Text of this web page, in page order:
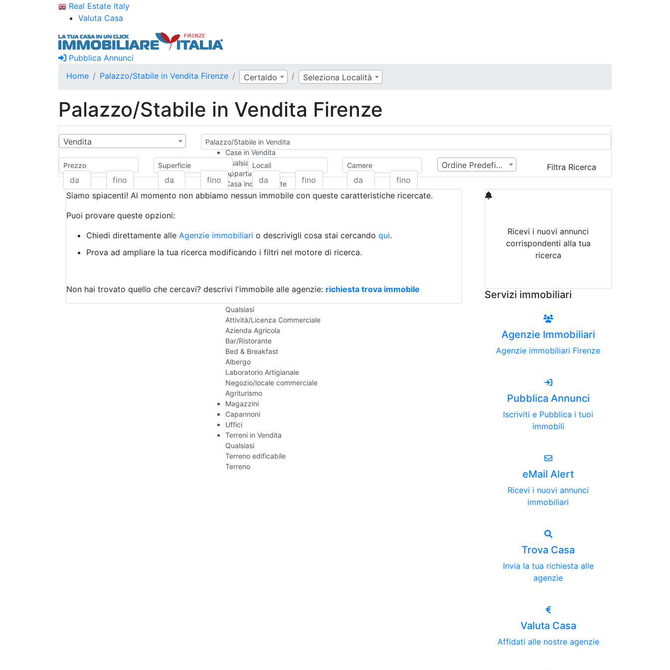
Real Estate Italy
Valuta Casa
Pubblica Annunci
Home
Palazzo/Stabile in Vendita Firenze Certaldo Seleziona Località
Palazzo/Stabile in Vendita Firenze
Vendita
Palazzo/Stabile in Vendita
Case in Vendita
Qualsiasi
Appartamento
Casa indipendente
Casa Semi-indipendente
Rustico/Casale
Camera d'Albergo
Box/Garage
Qualsiasi
Attività/Licenza Commerciale
Azienda Agricola
Bar/Ristorante
Bed & Breakfast
Albergo
Laboratorio Artigianale
Negozio/locale commerciale
Agriturismo
Magazzini
Capannoni
Uffici
Terreni in Vendita
Qualsiasi
Terreno edificabile
Terreno
Prezzo Superficie Locali Camere Ordine Predefinito Filtra Ricerca
Siamo spiacenti! Al momento non abbiamo nessun immobile con queste caratteristiche ricercate.
Puoi provare queste opzioni:
Chiedi direttamente alle Agenzie immobiliari o descrivigli cosa stai cercando qui.
Prova ad ampliare la tua ricerca modificando i filtri nel motore di ricerca.
Non hai trovato quello che cercavi? descrivi l'immobile alle agenzie: richiesta trova immobile
Ricevi i nuovi annunci
corrispondenti alla tua
ricerca
Servizi immobiliari
Agenzie Immobiliari
Agenzie immobiliari Firenze
Pubblica Annunci
Iscriviti e Pubblica i tuoi
immobili
eMail Alert
Ricevi i nuovi annunci
immobiliari
Trova Casa
Invia la tua richiesta alle
agenzie
Valuta Casa
Affidati alle nostre agenzie